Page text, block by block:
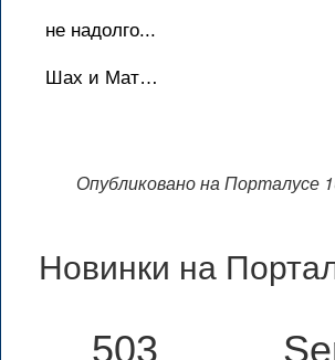
не надолго...
Шах и Мат…
Опубликовано на Порталусе
Новинки на
503